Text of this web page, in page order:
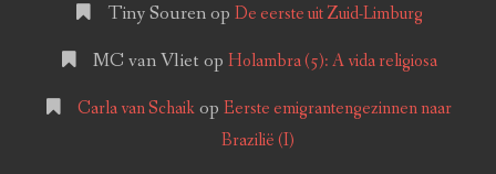
Tiny Sourenop De eerste uit Zuid-Limburg
MC van Vliet op Holambra (5): A vida religiosa
Carla van SchaikopEerste emigrantengezinnen naar
Brazilië (I)